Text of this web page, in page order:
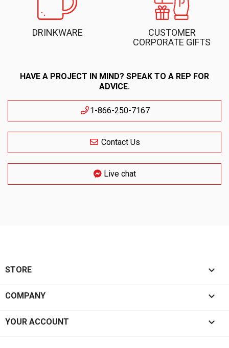
DRINKWARE
CUSTOMER
CORPORATE GIFTS
HAVE A PROJECT IN MIND? SPEAK TO A REP FOR
ADVICE.
1-866-250-7167
Contact Us
Live chat
STORE 
COMPANY 
YOUR ACCOUNT 